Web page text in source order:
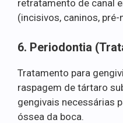
retratamento de canal
(incisivos, caninos,
6. Periodontia
Tratamento para
raspagem de tártaro
gengivais necessárias
óssea da boca.